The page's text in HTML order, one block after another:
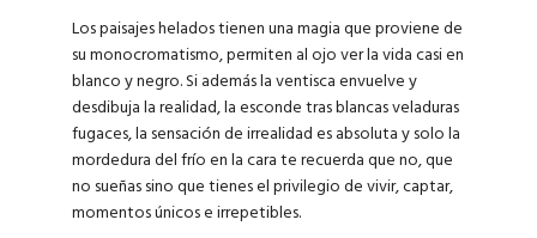
Los paisajes helados tienen una magia que proviene de
su monocromatismo, permiten al ojo ver la vida casi en
blanco y negro. Si además la ventisca envuelve y
desdibuja la realidad, la esconde tras blancas veladuras
fugaces, la sensación de irrealidad es absoluta y solo la
mordedura del frío en la cara te recuerda que no, que
no sueñas sino que tienes el privilegio de vivir, captar,
momentos únicos e irrepetibles.